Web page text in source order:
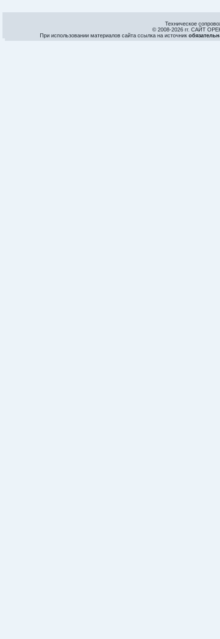
Техническое
© 2008-2026 гг. САЙТ
При использовании материалов сайта ссылка на источник